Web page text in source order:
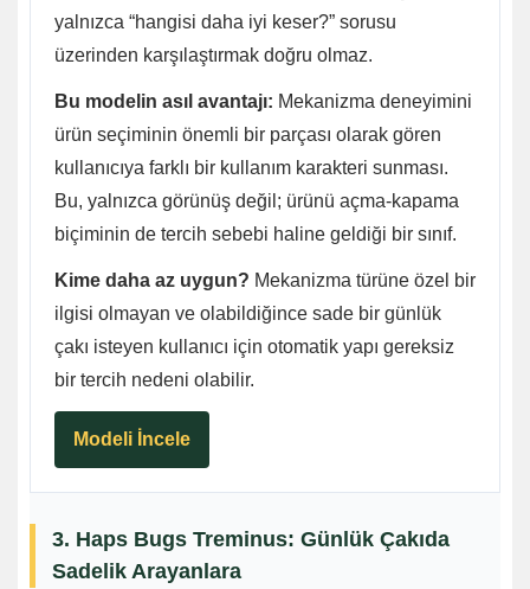
yalnızca “hangisi daha iyi keser?” sorusu
üzerinden karşılaştırmak doğru olmaz.
Bu modelin asıl avantajı: Mekanizma deneyimini
ürün seçiminin önemli bir parçası olarak gören
kullanıcıya farklı bir kullanım karakteri sunması.
Bu, yalnızca görünüş değil; ürünü açma-kapama
biçiminin de tercih sebebi haline geldiği bir sınıf.
Kime daha az uygun? Mekanizma türüne özel bir
ilgisi olmayan ve olabildiğince sade bir günlük
çakı isteyen kullanıcı için otomatik yapı gereksiz
bir tercih nedeni olabilir.
Modeli İncele
3. Haps Bugs Treminus: Günlük Çakıda
Sadelik Arayanlara